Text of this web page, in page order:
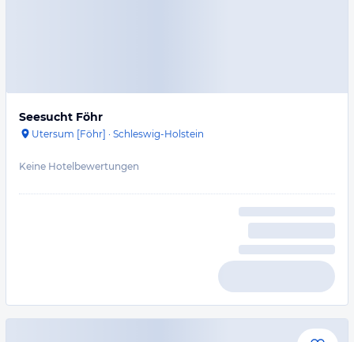
Seesucht Föhr
Utersum [Föhr] · Schleswig-Holstein
Keine Hotelbewertungen